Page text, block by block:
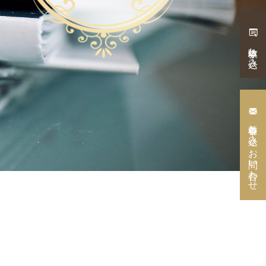
体験申し込み
各種申し込み・
お問い合わせ